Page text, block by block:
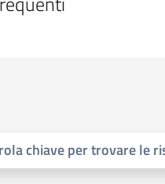
chiave per trovare le